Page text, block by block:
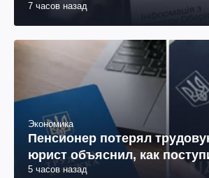
7 часов назад
Экономика
Пенсионер потерял
юрист объяснил, как
5 часов назад